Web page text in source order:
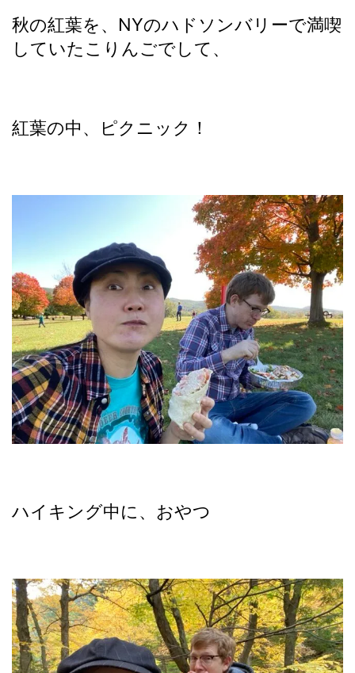
秋の紅葉を、NYのハドソンバリーで満喫
していたこりんごでして、
紅葉の中、ピクニック！
ハイキング中に、おやつ